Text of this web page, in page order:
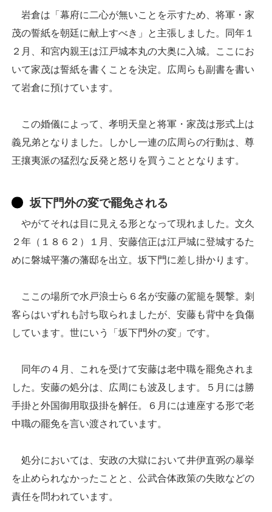
岩倉は「幕府に二心が無いことを示すため、将軍・家
茂の誓紙を朝廷に献上すべき」と主張しました。同年１
２月、和宮内親王は江戸城本丸の大奥に入城。ここにお
いて家茂は誓紙を書くことを決定。広周らも副書を書い
て岩倉に預けています。
この婚儀によって、孝明天皇と将軍・家茂は形式上は
義兄弟となりました。しかし一連の広周らの行動は、尊
王攘夷派の猛烈な反発と怒りを買うこととなります。
坂下門外の変で罷免される
やがてそれは目に見える形となって現れました。文久
２年（１８６２）１月、安藤信正は江戸城に登城するた
めに磐城平藩の藩邸を出立。坂下門に差し掛かります。
ここの場所で水戸浪士ら６名が安藤の駕籠を襲撃。刺
客らはいずれも討ち取られましたが、安藤も背中を負傷
しています。世にいう「坂下門外の変」です。
同年の４月、これを受けて安藤は老中職を罷免されま
した。安藤の処分は、広周にも波及します。５月には勝
手掛と外国御用取扱掛を解任。６月には連座する形で老
中職の罷免を言い渡されています。
処分においては、安政の大獄において井伊直弼の暴挙
を止められなかったことと、公武合体政策の失敗などの
責任を問われています。